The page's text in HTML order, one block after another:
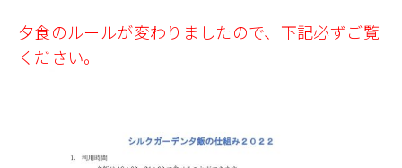
夕食のルールが変わりましたので、下記必ずご覧
ください。